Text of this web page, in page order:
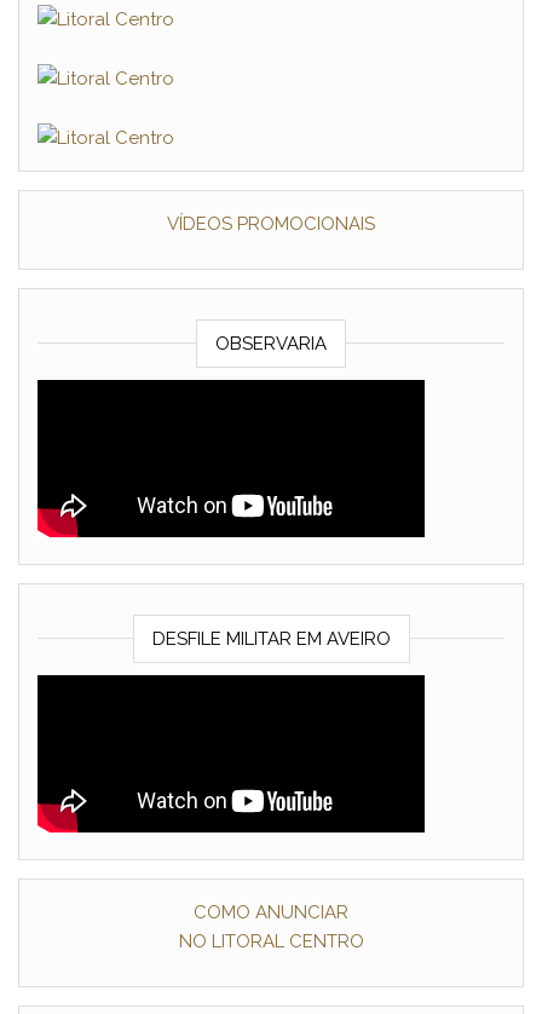
VÍDEOS PROMOCIONAIS
OBSERVARIA
DESFILE MILITAR EM AVEIRO
COMO ANUNCIAR
NO LITORAL CENTRO